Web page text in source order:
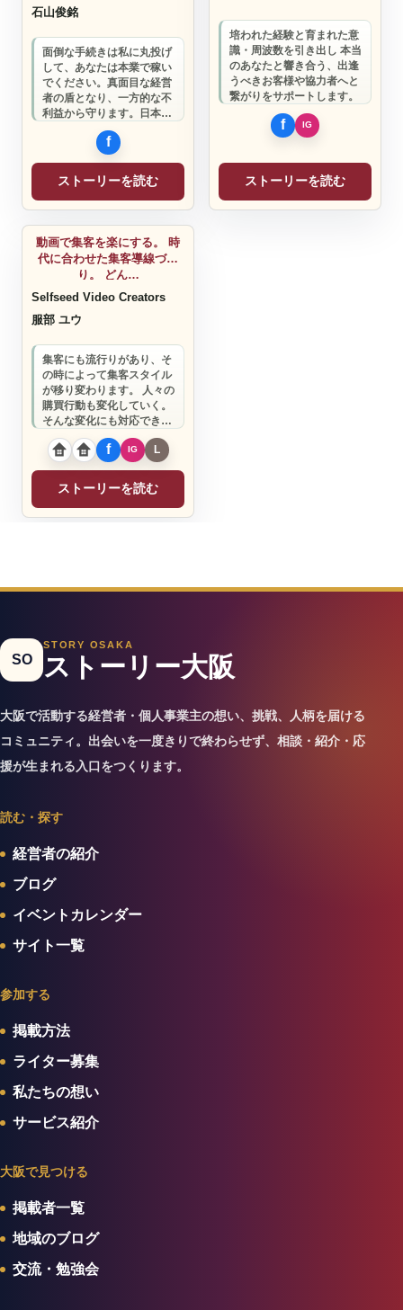
石山俊銘
面倒な手続きは私に丸投げ
して、あなたは本業で稼い
でください。真面目な経営
者の盾となり、一方的な不
利益から守ります。日本企
業をもっと豊かにしたい。
ストーリーを読む
培われた経験と育まれた意
識・周波数を引き出し 本当
のあなたと響き合う、出逢
うべきお客様や協力者へと
繋がりをサポートします。
ストーリーを読む
ビジネスサポート
動画で集客を楽にする。 時
代に合わせた集客導線づく
り。 どん…
Selfseed Video Creators
服部 ユウ
集客にも流行りがあり、そ
の時によって集客スタイル
が移り変わります。 人々の
購買行動も変化していく。
そんな変化にも対応できる
「全方向型集客」の仕組み
を作りません…
ストーリーを読む
SO
STORY OSAKA
ストーリー大阪
大阪で活動する経営者・個人事業主の想い、挑戦、人柄を届ける
コミュニティ。出会いを一度きりで終わらせず、相談・紹介・応
援が生まれる入口をつくります。
読む・探す
経営者の紹介
ブログ
イベントカレンダー
サイト一覧
参加する
掲載方法
ライター募集
私たちの想い
サービス紹介
大阪で見つける
掲載者一覧
地域のブログ
交流・勉強会